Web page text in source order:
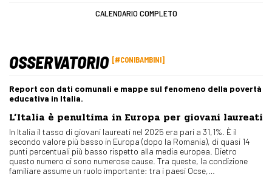
CALENDARIO COMPLETO
OSSERVATORIO #CONIBAMBINI
Report con dati comunali e mappe sul fenomeno della povertà
educativa in Italia.
L’Italia è penultima in Europa per giovani laureati
In Italia il tasso di giovani laureati nel 2025 era pari a 31,1%. È il
secondo valore più basso in Europa (dopo la Romania), di quasi 14
punti percentuali più basso rispetto alla media europea. Dietro
questo numero ci sono numerose cause. Tra queste, la condizione
familiare assume un ruolo importante: tra i paesi Ocse,…